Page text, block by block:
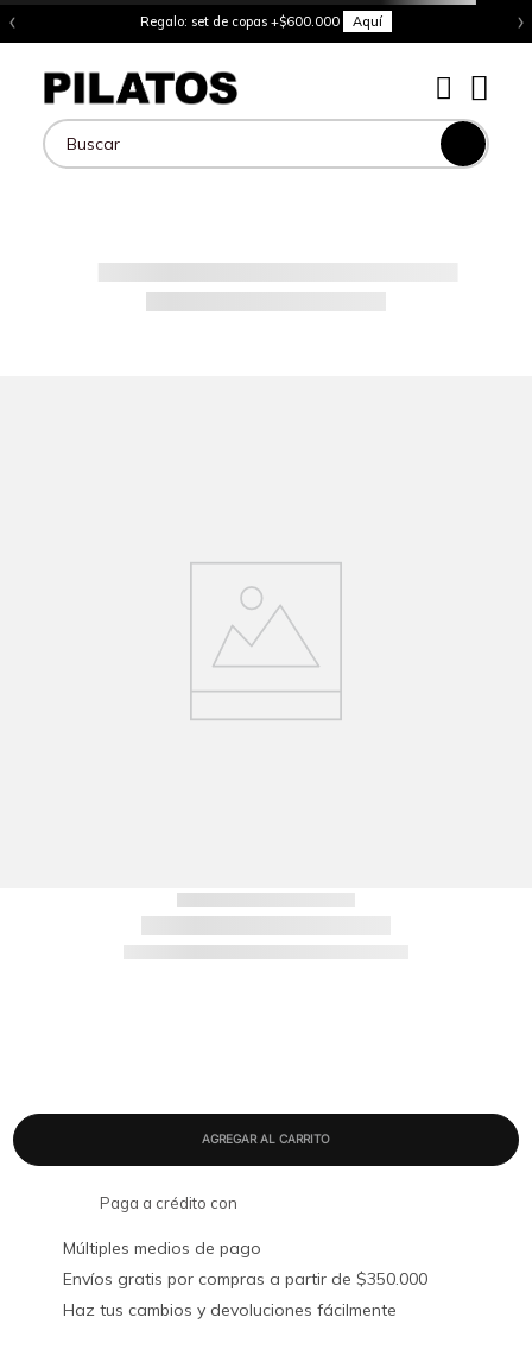
‹ Regalo: set de copas +$600.000 Aquí ›
Buscar
Paga a crédito con
Múltiples medios de pago
Envíos gratis por compras a partir de $350.000
Haz tus cambios y devoluciones fácilmente